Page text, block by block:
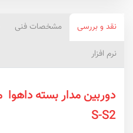
نقد و بررسی مشخصات فنی
نرم افزار
S-S2